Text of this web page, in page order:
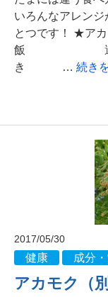
いろんなアレン
とつです！ ★ア
飯 適量
き … 続き
2017/05/30
健康 成分
アカモク（